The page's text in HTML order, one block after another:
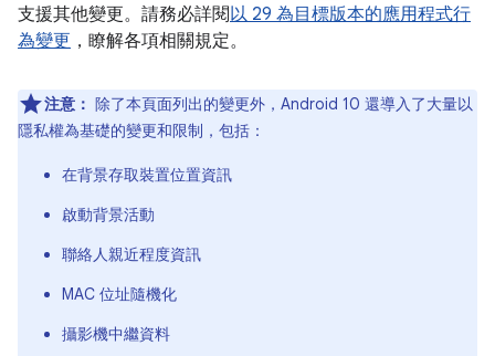
支援其他變更。請務必詳閱以 29 為目標版本的應用程式行
為變更 ，瞭解各項相關規定。
注意： 除了本頁面列出的變更外，Android 10 還導入了大量以
隱私權為基礎的變更和限制，包括：
在背景存取裝置位置資訊
啟動背景活動
聯絡人親近程度資訊
MAC 位址隨機化
攝影機中繼資料